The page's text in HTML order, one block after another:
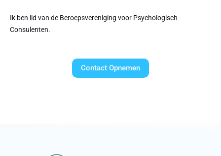
Ik ben lid van de Beroepsvereniging voor Psychologisch
Consulenten.
Contact Opnemen